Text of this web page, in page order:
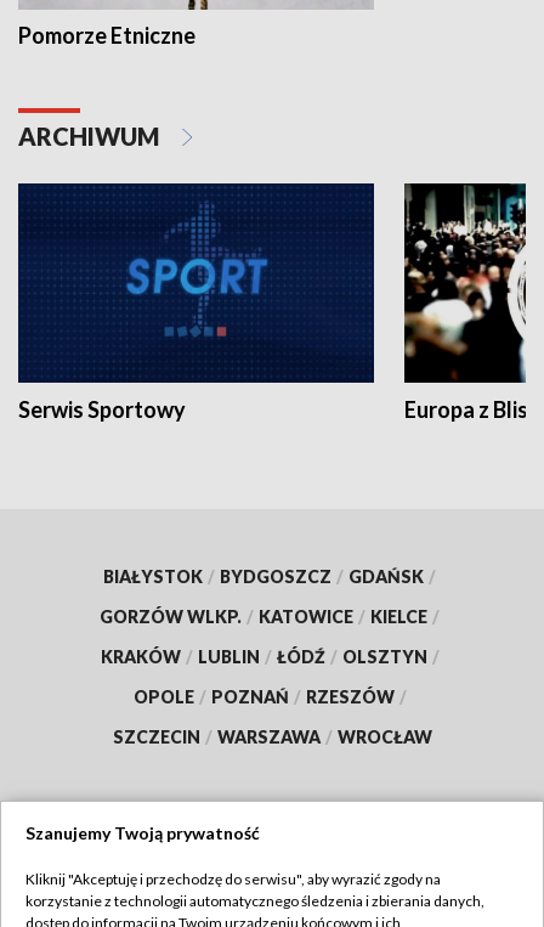
Pomorze Etniczne
ARCHIWUM
Serwis Sportowy Europa z
BIAŁYSTOK / BYDGOSZCZ / GDAŃSK /
GORZÓW WLKP. / KATOWICE / KIELCE /
KRAKÓW / LUBLIN / ŁÓDŹ / OLSZTYN /
OPOLE / POZNAŃ / RZESZÓW /
SZCZECIN / WARSZAWA / WROCŁAW
TVP
Szanujemy Twoją prywatność
Kliknij "Akceptuję i przechodzę do serwisu", aby wyrazić zgody na
korzystanie z technologii automatycznego śledzenia i zbierania danych,
dostęp do informacji na Twoim urządzeniu końcowym i ich